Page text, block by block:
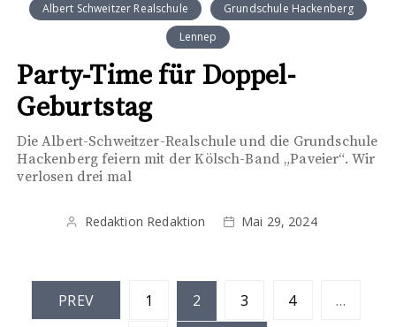
Albert Schweitzer Realschule
Grundschule Hackenberg
Lennep
Party-Time für Doppel-
Geburtstag
Die Albert-Schweitzer-Realschule und die Grundschule
Hackenberg feiern mit der Kölsch-Band „Paveier“. Wir
verlosen drei mal
Redaktion Redaktion Mai 29, 2024
PREV 1 2 3 4 …